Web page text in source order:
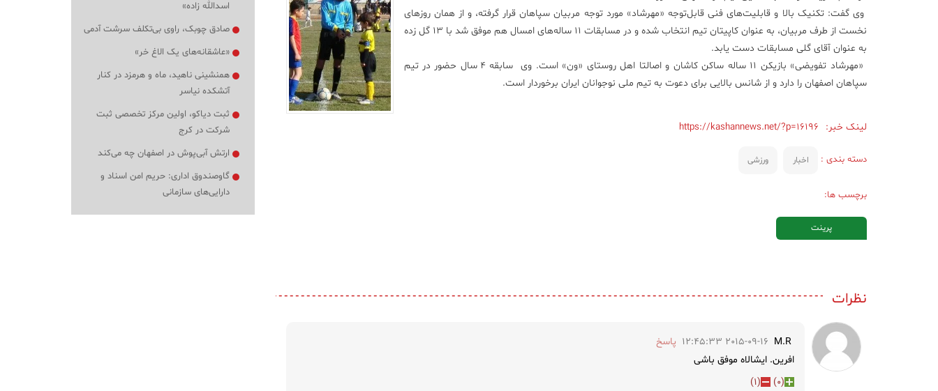
وی گفت: تکنیک بالا و قابلیت‌های فنی قابل‌توجه «مهرشاد» مورد توجه مربیان سپاهان قرار گرفته، و از‌‌ همان روزهای
نخست از طرف مربیان، به عنوان کاپیتان تیم انتخاب شده و در مسابقات ۱۱ ساله‌های امسال هم موفق شد با ۱۳ گل زده
به عنوان آقای گلی مسابقات دست یابد.
«مهرشاد تفویضی» بازیکن ۱۱ ساله ساکن کاشان و اصالتا اهل روستای «ون» است. وی سابقه ۴ سال حضور در تیم
سپاهان اصفهان را دارد و از شانس بالایی برای دعوت به تیم ملی نوجوانان ایران برخوردار است.
لینک خبر: https://kashannews.net/?p=16196
دسته بندی : اخبار ورزشی
برچسب ها:
پرینت
نظرات
M.R
2015-09-16 12:45:33
پاسخ
افرین. ایشالاه موفق باشی
(
0
)
(
1
)
اسدالله زاده»
صادق چوبک، راوی بی‌تکلف سرشت آدمی
«عاشقانه‌های یک الاغ خر»
همنشینی ناهید، ماه و هرمزد در کنار
آتشکده نیاسر
ثبت دیاکو، اولین مرکز تخصصی ثبت
شرکت در کرج
ارتش آبی‌پوش در اصفهان چه می‌کند
گاوصندوق اداری: حریم امن اسناد و
دارایی‌های سازمانی